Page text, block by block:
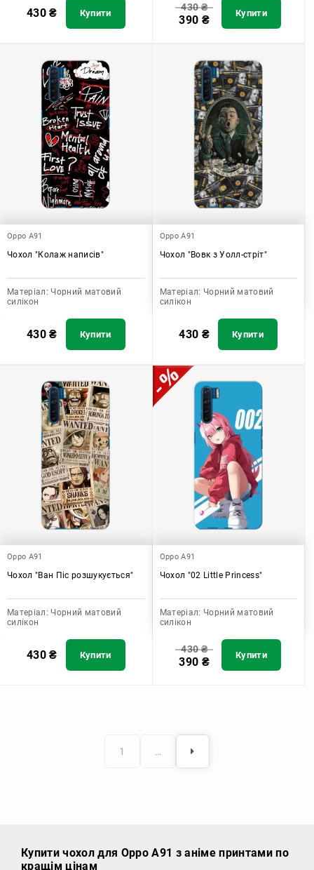
430₴ Купити
430₴
390 ₴ Купити
Oppo A91
Чохол "Колаж написів"
Матеріал: Чорний матовий
силікон
430₴ Купити
Oppo A91
Чохол "Вовк з Уолл-стріт"
Матеріал: Чорний матовий
силікон
430 ₴ Купити
Oppo A91
Чохол "Ван Піс розшукується"
Матеріал: Чорний матовий
силікон
430₴ Купити
Oppo A91
Чохол "02 Little Princess"
Матеріал: Чорний матовий
силікон
430₴
390 ₴ Купити
1 …
Купити чохол для Oppo A91 з аніме принтами по
кращім цінам